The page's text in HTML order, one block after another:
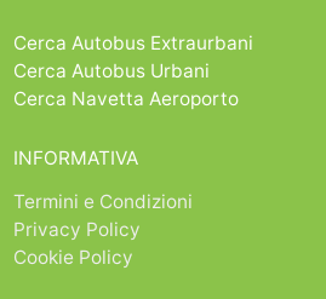
Cerca Autobus Extraurbani
Cerca Autobus Urbani
Cerca Navetta Aeroporto
INFORMATIVA
Termini e Condizioni
Privacy Policy
Cookie Policy